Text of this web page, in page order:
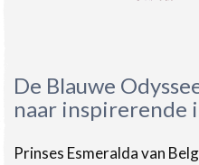
De Blauwe
naar inspirerende
Prinses Esmeralda van